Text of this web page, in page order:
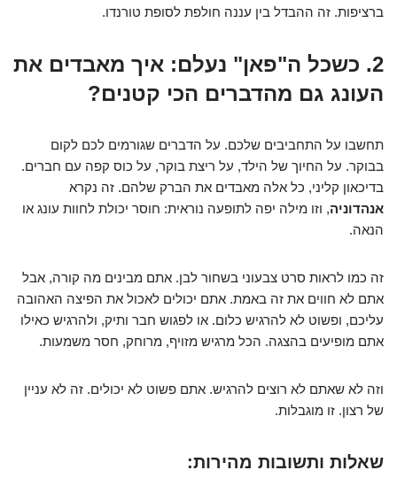
ברציפות. זה ההבדל בין עננה חולפת לסופת טורנדו.
2. כשכל ה"פאן" נעלם: איך מאבדים את
העונג גם מהדברים הכי קטנים?
תחשבו על התחביבים שלכם. על הדברים שגורמים לכם לקום
בבוקר. על החיוך של הילד, על ריצת בוקר, על כוס קפה עם חברים.
בדיכאון קליני, כל אלה מאבדים את הברק שלהם. זה נקרא
אנהדוניה, וזו מילה יפה לתופעה נוראית: חוסר יכולת לחוות עונג או
הנאה.
זה כמו לראות סרט צבעוני בשחור לבן. אתם מבינים מה קורה, אבל
אתם לא חווים את זה באמת. אתם יכולים לאכול את הפיצה האהובה
עליכם, ופשוט לא להרגיש כלום. או לפגוש חבר ותיק, ולהרגיש כאילו
אתם מופיעים בהצגה. הכל מרגיש מזויף, מרוחק, חסר משמעות.
וזה לא שאתם לא רוצים להרגיש. אתם פשוט לא יכולים. זה לא עניין
של רצון. זו מוגבלות.
שאלות ותשובות מהירות: